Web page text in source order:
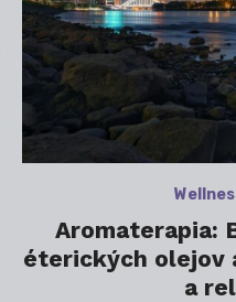
Aromaterapia:
éterických olejov
a